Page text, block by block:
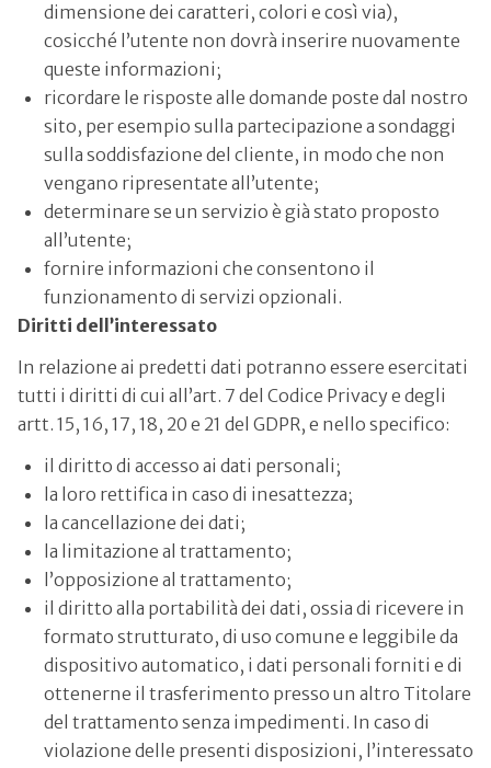
dimensione dei caratteri, colori e così via),
cosicché l’utente non dovrà inserire nuovamente
queste informazioni;
ricordare le risposte alle domande poste dal nostro
sito, per esempio sulla partecipazione a sondaggi
sulla soddisfazione del cliente, in modo che non
vengano ripresentate all’utente;
determinare se un servizio è già stato proposto
all’utente;
fornire informazioni che consentono il
funzionamento di servizi opzionali.
Diritti dell’interessato
In relazione ai predetti dati potranno essere esercitati
tutti i diritti di cui all’art. 7 del Codice Privacy e degli
artt. 15, 16, 17, 18, 20 e 21 del GDPR, e nello specifico:
il diritto di accesso ai dati personali;
la loro rettifica in caso di inesattezza;
la cancellazione dei dati;
la limitazione al trattamento;
l’opposizione al trattamento;
il diritto alla portabilità dei dati, ossia di ricevere in
formato strutturato, di uso comune e leggibile da
dispositivo automatico, i dati personali forniti e di
ottenerne il trasferimento presso un altro Titolare
del trattamento senza impedimenti. In caso di
violazione delle presenti disposizioni, l’interessato